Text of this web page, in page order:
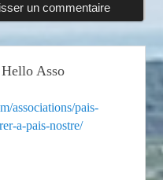
Asso
associations/pais-
a-pais-nostre/